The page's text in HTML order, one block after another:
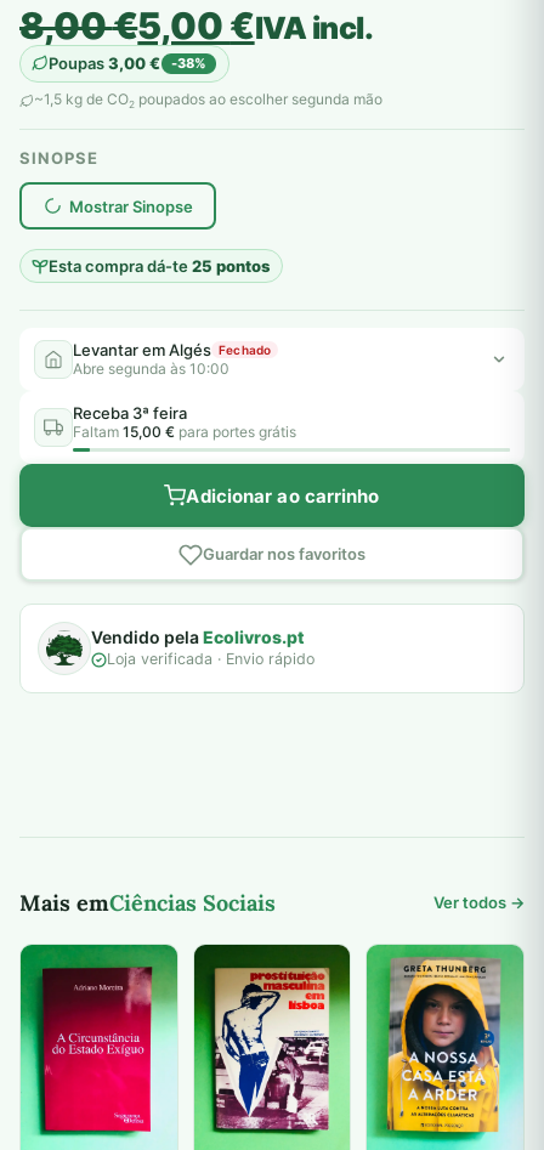
8,00€
O
preço
original
era:
8,00 €.
5,00€
O
preço
atual
é:
5,00 €.
IVA incl.
Poupas3,00€ -38%
~1,5 kg de CO2 poupados ao escolher segunda mão
SINOPSE
Mostrar Sinopse
Esta compra dá-te25 pontos
plantar árvores reais
Levantar em Algés Fechado
Abre segunda às 10:00
Receba 3ª feira
Faltam 15,00 € para portes grátis
Adicionar ao carrinho
Guardar nos favoritos
Vendido pelaEcolivros.pt
Loja verificada · Envio rápido
Mais emCiências Sociais Ver todos →